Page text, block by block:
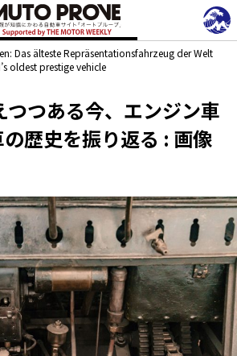
Das älteste Repräsentationsfahrzeug der Welt
oldest prestige vehicle
つつある今、エンジン車
歴史を振り返る : 画像